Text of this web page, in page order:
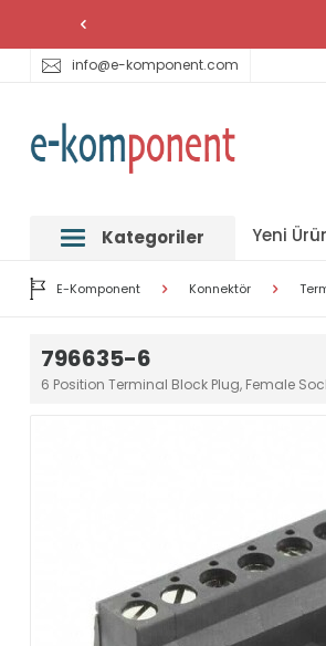
info@e-komponent.com
Kategoriler Yeni
E-Komponent Konnektör
796635-6
6 Position Terminal Block Plug, Female